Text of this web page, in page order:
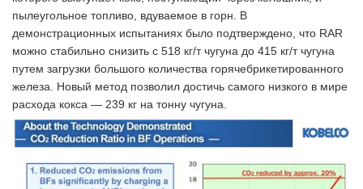
пылеугольное топливо, вдуваемое в горн. В
демонстрационных испытаниях было подтверждено, что RAR
можно стабильно снизить с 518 кг/т чугуна до 415 кг/т чугуна
путем загрузки большого количества горячебрикетированного
железа. Новый метод позволил достичь самого низкого в мире
расхода кокса — 239 кг на тонну чугуна.